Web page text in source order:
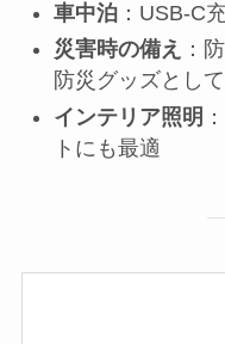
車中泊：USB-C
災害時の備え
：
防災グッズとし
インテリア照明
トにも最適